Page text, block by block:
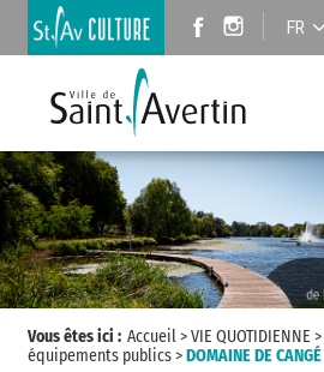
FR
Vous êtes ici : Accueil>VIE QUOTIDIENNE >
équipements publics>DOMAINE DE CANGÉ